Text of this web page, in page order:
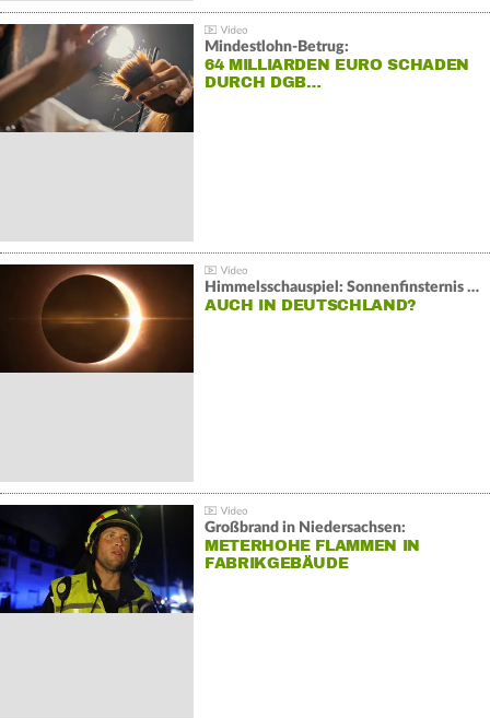
Mindestlohn-Betrug:
64 MILLIARDEN EURO SCHADEN
DURCH DGB…
Himmelsschauspiel: Sonnenfinsternis über Spanien
AUCH IN DEUTSCHLAND?
Großbrand in Niedersachsen:
METERHOHE FLAMMEN IN
FABRIKGEBÄUDE